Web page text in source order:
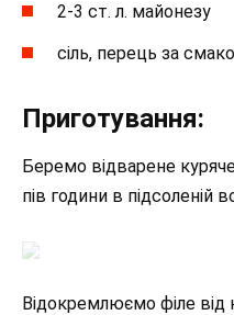
2-3 ст. л. майонезу
сіль, перець за
Приготування:
Беремо відварене
пів години в підсоленій
Відокремлюємо філе від